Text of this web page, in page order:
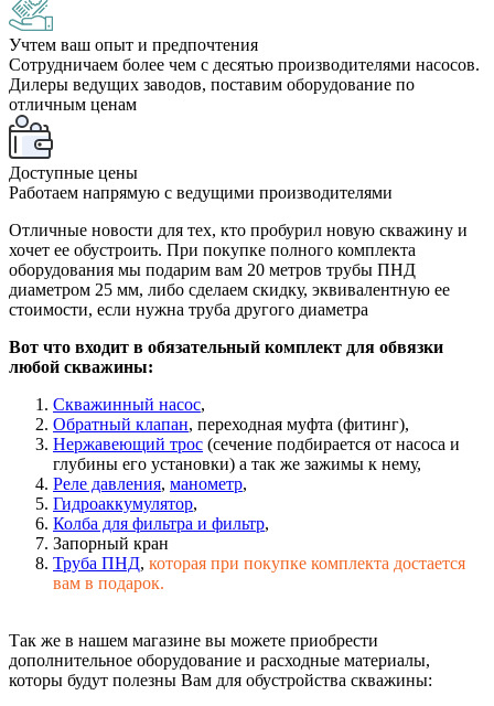
Учтем ваш опыт и предпочтения
Cотрудничаем более чем с десятью производителями насосов.
Дилеры ведущих заводов, поставим оборудование по
отличным ценам
Доступные цены
Работаем напрямую с ведущими производителями
Отличные новости для тех, кто пробурил новую скважину и
хочет ее обустроить. При покупке полного комплекта
оборудования мы подарим вам 20 метров трубы ПНД
диаметром 25 мм, либо сделаем скидку, эквивалентную ее
стоимости, если нужна труба другого диаметра
Вот что входит в обязательный комплект для обвязки
любой скважины:
Скважинный насос,
Обратный клапан, переходная муфта (фитинг),
Нержавеющий трос (сечение подбирается от насоса и
глубины его установки) а так же зажимы к нему,
Реле давления, манометр,
Гидроаккумулятор,
Колба для фильтра и фильтр,
Запорный кран
Труба ПНД, которая при покупке комплекта достается
вам в подарок.
Так же в нашем магазине вы можете приобрести
дополнительное оборудование и расходные материалы,
которы будут полезны Вам для обустройства скважины: